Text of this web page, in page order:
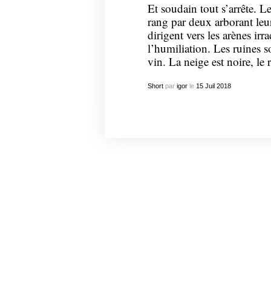
Et soudain tout s’arrête.
rang par deux arborant
dirigent vers les arènes
l’humiliation. Les ruines
vin. La neige est noire, le
Shortpar igorle 15 Juil 2018